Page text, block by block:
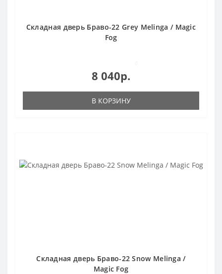
Складная дверь Браво-22 Grey Melinga / Magic
Fog
8 040р.
В КОРЗИНУ
Складная дверь Браво-22 Snow Melinga /
Magic Fog